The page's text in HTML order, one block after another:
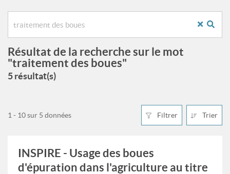
Résultat de la recherche sur le mot
"traitement des boues"
5 résultat(s)
Filtrer Trier
1 - 10 sur 5 données
INSPIRE - Usage des boues
d'épuration dans l'agriculture au titre